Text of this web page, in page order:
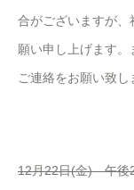
合がございますが
願い申し上げます
ご連絡をお願い致し
12月22日(金) 午後